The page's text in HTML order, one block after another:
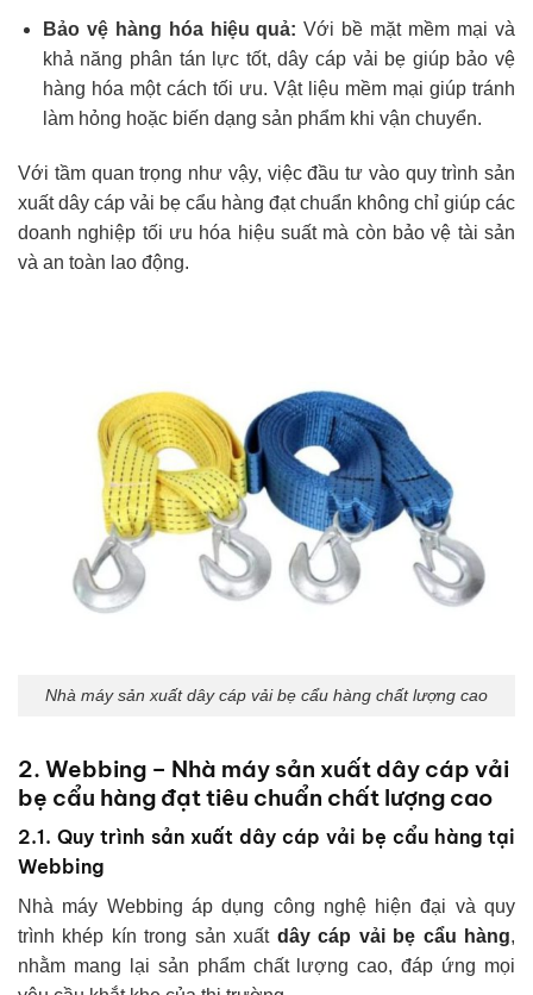
Bảo vệ hàng hóa hiệu quả: Với bề mặt mềm mại và
khả năng phân tán lực tốt, dây cáp vải bẹ giúp bảo vệ
hàng hóa một cách tối ưu. Vật liệu mềm mại giúp tránh
làm hỏng hoặc biến dạng sản phẩm khi vận chuyển.
Với tầm quan trọng như vậy, việc đầu tư vào quy trình sản
xuất dây cáp vải bẹ cẩu hàng đạt chuẩn không chỉ giúp các
doanh nghiệp tối ưu hóa hiệu suất mà còn bảo vệ tài sản
và an toàn lao động.
Nhà máy sản xuất dây cáp vải bẹ cẩu hàng chất lượng cao
2. Webbing – Nhà máy sản xuất dây cáp vải
bẹ cẩu hàng đạt tiêu chuẩn chất lượng cao
2.1. Quy trình sản xuất dây cáp vải bẹ cẩu hàng tại
Webbing
Nhà máy Webbing áp dụng công nghệ hiện đại và quy
trình khép kín trong sản xuất dây cáp vải bẹ cẩu hàng,
nhằm mang lại sản phẩm chất lượng cao, đáp ứng mọi